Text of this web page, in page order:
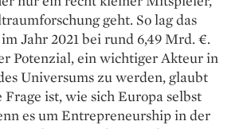
geht. So lag das
Jahr 2021 bei rund 6,49 Mrd. €.
Potenzial, ein wichtiger Akteur in
Universums zu werden, glaubt
Frage ist, wie sich Europa selbst
es um Entrepreneurship in der